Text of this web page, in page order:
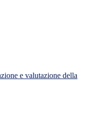
e valutazione della